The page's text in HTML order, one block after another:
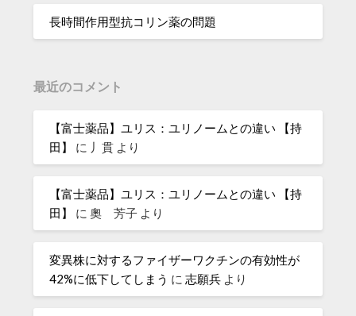
長時間作用型抗コリン薬の問題
最近のコメント
【富士薬品】ユリス：ユリノームとの違い 【持
田】
に 丿貫 より
【富士薬品】ユリス：ユリノームとの違い 【持
田】
に奧 芳子 より
変異株に対するファイザーワクチンの有効性が
42%に低下してしまう に志願兵 より